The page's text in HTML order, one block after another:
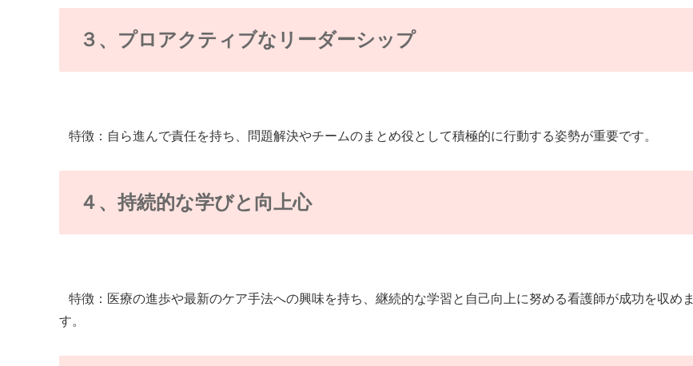
３、プロアクティブなリーダーシップ
特徴：自ら進んで責任を持ち、問題解決やチームのまとめ役として積極的に行動する姿勢が重要です。
４、持続的な学びと向上心
特徴：医療の進歩や最新のケア手法への興味を持ち、継続的な学習と自己向上に努める看護師が成功を収めま
す。